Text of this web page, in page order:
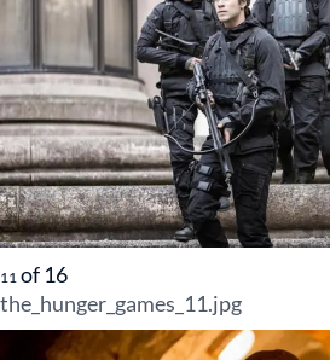
11 of 16
the_hunger_games_11.jpg